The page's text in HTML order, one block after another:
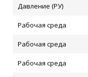
Давление (РУ)
Рабочая среда
Рабочая среда
Рабочая среда